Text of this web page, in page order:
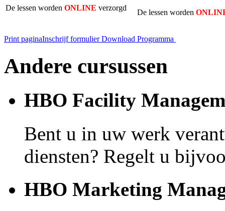
De lessen worden ONLINE verzorgd
De lessen worden
Print paginaInschrijf formulierDownload Programma
Andere cursussen
HBO Facility
Bent u in uw werk
diensten? Regelt u
HBO Marketing